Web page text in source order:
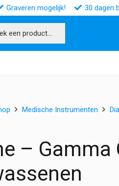
Graveren mogelijk! 30 dagen
een product…
Medische Instrumenten
– Gamma